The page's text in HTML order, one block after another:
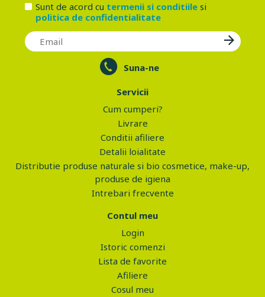
Sunt de acord cu termenii si conditiilesi
politica de confidentialitate
Suna-ne
Servicii
Cum cumperi?
Livrare
Conditii afiliere
Detalii loialitate
Distributie produse naturale si bio cosmetice, make-up,
produse de igiena
Intrebari frecvente
Contul meu
Login
Istoric comenzi
Lista de favorite
Afiliere
Cosul meu